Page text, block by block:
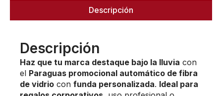
Descripción
Descripción
Haz que tu marca destaque bajo la lluvia con
el Paraguas promocional automático de fibra
de vidrio con funda personalizada. Ideal para